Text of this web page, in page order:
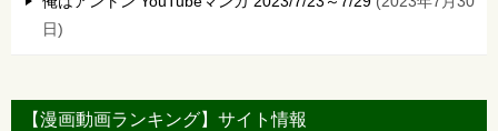
日
【漫画動画ランキング】サイト情報